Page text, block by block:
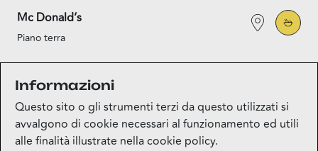
Mc Donald’s
Piano terra
Medi-market
Piano terra
Informazioni
Questo sito o gli strumenti terzi da questo utilizzati si
avvalgono di cookie necessari al funzionamento ed utili
alle finalità illustrate nella cookie policy.